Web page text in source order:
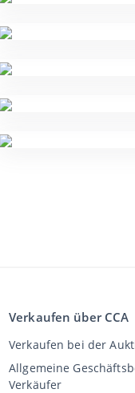
Verkaufen über CCA
Verkaufen bei der
Allgemeine
Verkäufer